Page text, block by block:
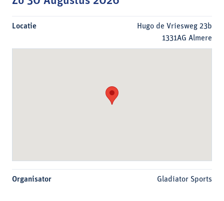
Locatie
Hugo de Vriesweg 23b
1331AG Almere
Organisator Gladiator Sports